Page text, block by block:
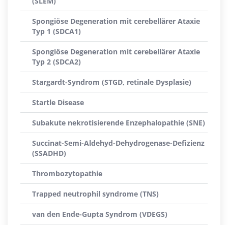
Spongiöse Degeneration mit cerebellärer Ataxie
Typ 1 (SDCA1)
Spongiöse Degeneration mit cerebellärer Ataxie
Typ 2 (SDCA2)
Stargardt-Syndrom (STGD, retinale Dysplasie)
Startle Disease
Subakute nekrotisierende Enzephalopathie (SNE)
Succinat-Semi-Aldehyd-Dehydrogenase-Defizienz
(SSADHD)
Thrombozytopathie
Trapped neutrophil syndrome (TNS)
van den Ende-Gupta Syndrom (VDEGS)